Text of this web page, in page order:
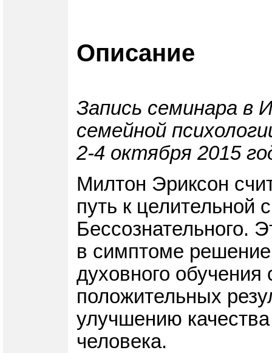
Описание
Запись семинара в
семейной
2-4 октября 2015
Милтон Эриксон
путь к целительной
Бессознательного.
в симптоме решение
духовного
положительных
улучшению
человека.